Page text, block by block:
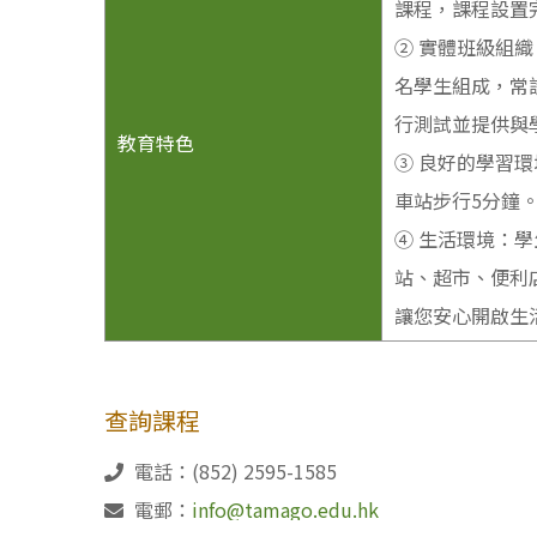
教育特色
課程，課程設置
② 實體班級組織
名學生組成，
行測試並提供與
③ 良好的學習環
車站步行5分鐘
④ 生活環境：學
站、超市、便
讓您安心開啟生
查詢課程
電話：(852) 2595-1585
電郵： info@tamago.edu.hk